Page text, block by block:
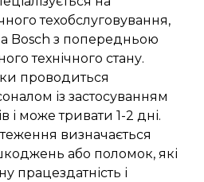
техобслуговування,
Bosch з попередньою
технічного стану.
проводиться
із застосуванням
і може тривати 1-2 дні.
визначається
або поломок, які
працездатність і